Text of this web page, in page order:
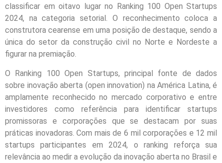
classificar em oitavo lugar no Ranking 100 Open Startups
2024, na categoria setorial. O reconhecimento coloca a
construtora cearense em uma posição de destaque, sendo a
única do setor da construção civil no Norte e Nordeste a
figurar na premiação.
O Ranking 100 Open Startups, principal fonte de dados
sobre inovação aberta (open innovation) na América Latina, é
amplamente reconhecido no mercado corporativo e entre
investidores como referência para identificar startups
promissoras e corporações que se destacam por suas
práticas inovadoras. Com mais de 6 mil corporações e 12 mil
startups participantes em 2024, o ranking reforça sua
relevância ao medir a evolução da inovação aberta no Brasil e